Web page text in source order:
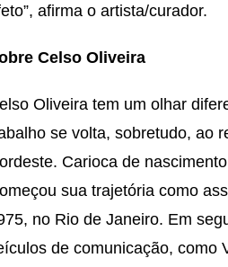
afirma o artista/curador.
Celso Oliveira
Oliveira tem um olhar
se volta, sobretudo, ao
Carioca de
sua trajetória como
no Rio de Janeiro. Em
de comunicação, como